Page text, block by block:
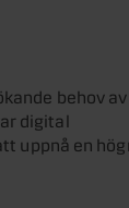
behov av
digital
uppnå en